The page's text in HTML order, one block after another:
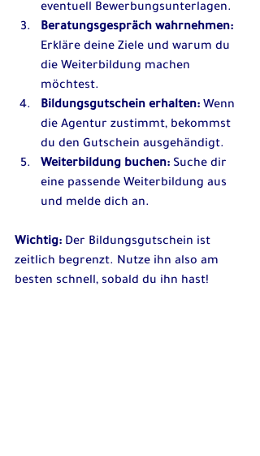
eventuell Bewerbungsunterlagen.
Beratungsgespräch wahrnehmen:
Erkläre deine Ziele und warum du
die Weiterbildung machen
möchtest.
Bildungsgutschein erhalten: Wenn
die Agentur zustimmt, bekommst
du den Gutschein ausgehändigt.
Weiterbildung buchen: Suche dir
eine passende Weiterbildung aus
und melde dich an.
Wichtig: Der Bildungsgutschein ist
zeitlich begrenzt. Nutze ihn also am
besten schnell, sobald du ihn hast!